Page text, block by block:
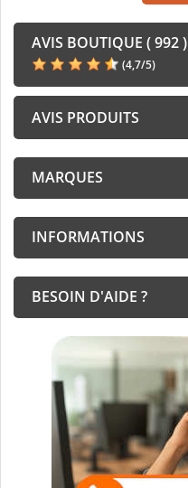
AVIS BOUTIQUE ( 992 )
(4,7/5)
AVIS PRODUITS
MARQUES
INFORMATIONS
BESOIN D'AIDE ?